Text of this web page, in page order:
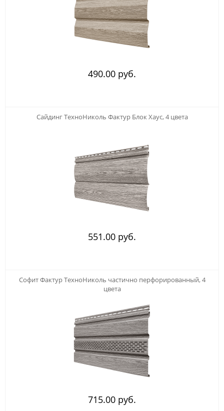
490.00 руб.
Сайдинг ТехноНиколь Фактур Блок Хаус, 4 цвета
551.00 руб.
Софит Фактур ТехноНиколь частично перфорированный, 4
цвета
715.00 руб.